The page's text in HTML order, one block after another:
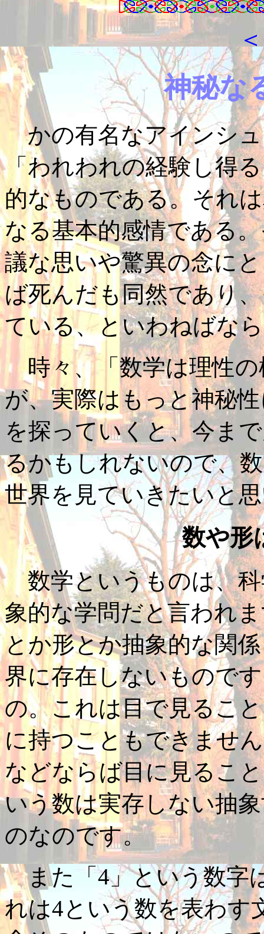
神秘な
かの有名なアインシュ
「われわれの経験し得
的なものである。それ
なる基本的感情である
議な思いや驚異の念に
ば死んだも同然であり
ている、といわねばな
時々、「数学は理性の
が、実際はもっと神秘
を探っていくと、今ま
るかもしれないので、
世界を見ていきたいと
数や形
数学というものは、科
象的な学問だと言われ
とか形とか抽象的な関
界に存在しないもので
の。これは目で見るこ
に持つこともできませ
などならば目に見るこ
いう数は実存しない抽
のなのです。
また「4」という数字
れは4という数を表わす